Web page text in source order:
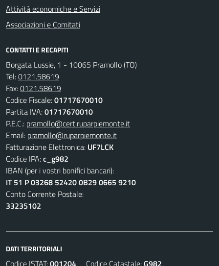
Attività economiche e Servizi
Associazioni e Comitati
CONTATTI E RECAPITI
Borgata Lussie, 1 - 10065 Pramollo (TO)
Tel:0121.58619
Fax:0121.58619
Codice Fiscale:01717670010
Partita IVA:01717670010
P.E.C.: pramollo@cert.ruparpiemonte.it
Email: pramollo@ruparpiemonte.it
Fatturazione Elettronica: UF7LCK
Codice IPA:c_g982
IBAN (per i vostri bonifici bancari):
IT 51 P 03268 52420 0B29 0665 9210
Conto Corrente Postale:
33235102
DATI TERRITORIALI
Codice ISTAT:001204 Codice Catastale:G982